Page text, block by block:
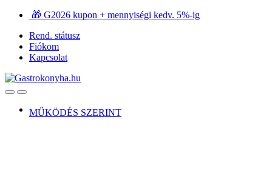
Ugrás
navigációhoz
Ugrás
tartalomra
🎁 G2026 kupon + mennyiségi kedv. 5%-ig
Rend. státusz
Fiókom
Kapcsolat
OpenClose
MŰKÖDÉS SZERINT